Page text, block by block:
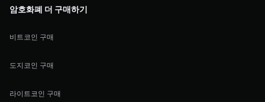
암호화폐 더 구매하기
비트코인 구매
도지코인 구매
라이트코인 구매